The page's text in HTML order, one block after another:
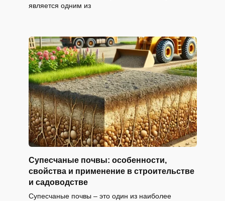
является одним из
Супесчаные почвы: особенности,
свойства и применение в строительстве
и садоводстве
Супесчаные почвы – это один из наиболее